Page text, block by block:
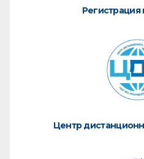
Регистрация
Центр